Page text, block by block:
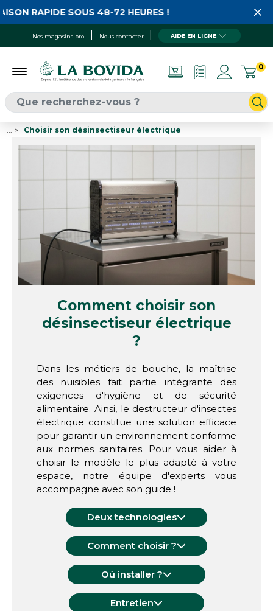
Nos magasins pro Nous contacter AIDE EN LIGNE
0
RAPIDE SOUS 48-72 HEURES !
Choisir son désinsectiseur électrique
Comment choisir son
désinsectiseur électrique
?
Dans les métiers de bouche, la maîtrise
des nuisibles fait partie intégrante des
exigences d'hygiène et de sécurité
alimentaire. Ainsi, le destructeur d'insectes
électrique constitue une solution efficace
pour garantir un environnement conforme
aux normes sanitaires. Pour vous aider à
choisir le modèle le plus adapté à votre
espace, notre équipe d'experts vous
accompagne avec son guide !
Deux technologies
Comment choisir ?
Où installer ?
Entretien